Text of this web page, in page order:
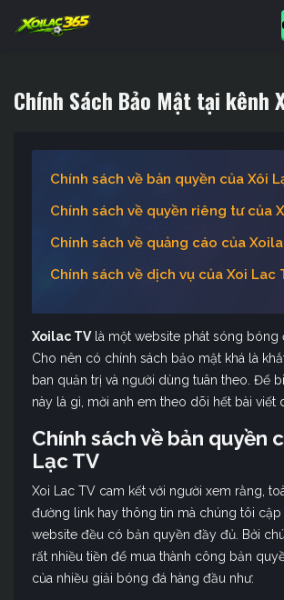
Chính Sách Bảo Mật tại kênh
Chính sách về bản quyền của Xôi
Chính sách về quyền riêng tư của
Chính sách về quảng cáo của
Chính sách về dịch vụ của Xoi Lac
Xoilac TVlà một website phát sóng bóng
Cho nên có chính sách bảo mật khá là
ban quản trị và người dùng tuân theo. Để
này là gì, mời anh em theo dõi hết bài viết
Chính sách về bản quyền
Lạc TV
Xoi Lac TV cam kết với người xem rằng,
đường link hay thông tin mà chúng tôi cập
website đều có bản quyền đầy đủ. Bởi
rất nhiều tiền để mua thành công bản
của nhiều giải bóng đá hàng đầu như: